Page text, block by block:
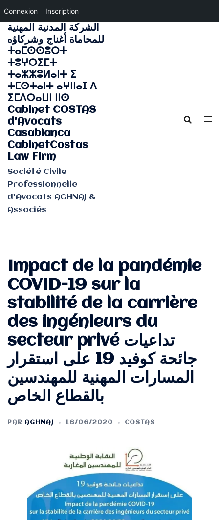
Connexion Inscription
Aller
au
contenu
الشركة المدنية المهنية
للمحاماة أغناج وشركاؤه
ⵜⴰⵎⵙⵙⵓⵔⵜ
ⵜⵓⵖⵔⵉⵎⵜ
ⵜⴰⵣⵣⵓⵍⴰⵏⵜ ⵉ
ⵜⵎⵙⵜⴰⵏⵜ ⴰⵖⵏⵏⴰⵊ ⴷ
ⵉⵎⴷⵔⴰⵡⵏ ⵏⵏⵙ
Cabinet COSTAS
d'Avocats
Casablanca
CabinetCostas
Law Firm
Société Civile
Professionnelle
d'Avocats AGHNAJ &
Associés
Impact de la pandémie
COVID-19 sur la
stabilité de la carrière
des ingénieurs du
secteur privé تداعيات
جائحة كوفيد 19 على استقرار
المسارات المهنية للمهندسين
بالقطاع الخاص
PAR AGHNAJ 16/06/2020 COSTAS